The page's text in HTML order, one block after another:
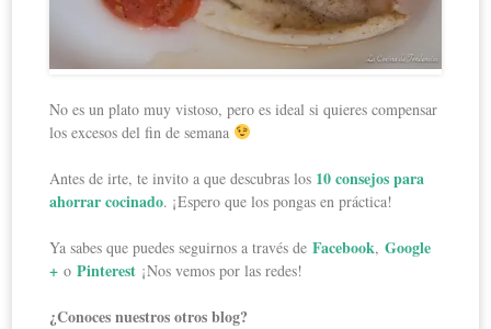
No es un plato muy vistoso, pero es ideal si quieres compensar
los excesos del fin de semana
Antes de irte, te invito a que descubras los 10 consejos para
ahorrar cocinado. ¡Espero que los pongas en práctica!
Ya sabes que puedes seguirnos a través deFacebook,Google
+ oPinterest ¡Nos vemos por las redes!
¿Conoces nuestros otros blog?